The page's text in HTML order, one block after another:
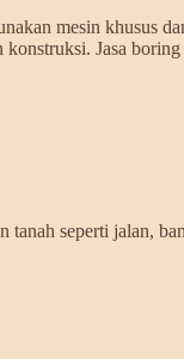
mesin khusus
Jasa boring
seperti jalan,